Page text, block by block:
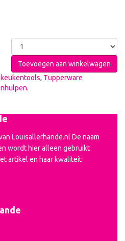
Toevoegen aan winkelwagen
, Tupperware
.
Louisallerhande.nl De naam
wordt hier alleen gebruikt
artikel en haar kwaliteit